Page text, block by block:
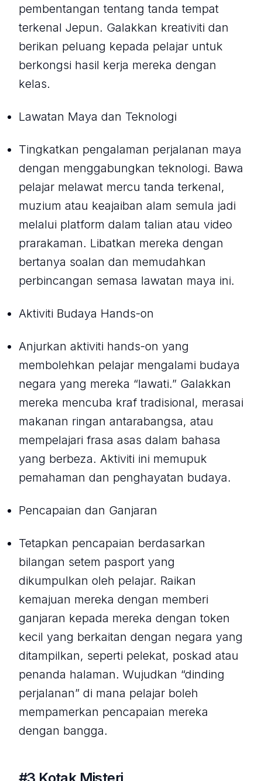
pembentangan tentang tanda tempat
terkenal Jepun. Galakkan kreativiti dan
berikan peluang kepada pelajar untuk
berkongsi hasil kerja mereka dengan
kelas.
Lawatan Maya dan Teknologi
Tingkatkan pengalaman perjalanan maya
dengan menggabungkan teknologi. Bawa
pelajar melawat mercu tanda terkenal,
muzium atau keajaiban alam semula jadi
melalui platform dalam talian atau video
prarakaman. Libatkan mereka dengan
bertanya soalan dan memudahkan
perbincangan semasa lawatan maya ini.
Aktiviti Budaya Hands-on
Anjurkan aktiviti hands-on yang
membolehkan pelajar mengalami budaya
negara yang mereka “lawati.” Galakkan
mereka mencuba kraf tradisional, merasai
makanan ringan antarabangsa, atau
mempelajari frasa asas dalam bahasa
yang berbeza. Aktiviti ini memupuk
pemahaman dan penghayatan budaya.
Pencapaian dan Ganjaran
Tetapkan pencapaian berdasarkan
bilangan setem pasport yang
dikumpulkan oleh pelajar. Raikan
kemajuan mereka dengan memberi
ganjaran kepada mereka dengan token
kecil yang berkaitan dengan negara yang
ditampilkan, seperti pelekat, poskad atau
penanda halaman. Wujudkan “dinding
perjalanan” di mana pelajar boleh
mempamerkan pencapaian mereka
dengan bangga.